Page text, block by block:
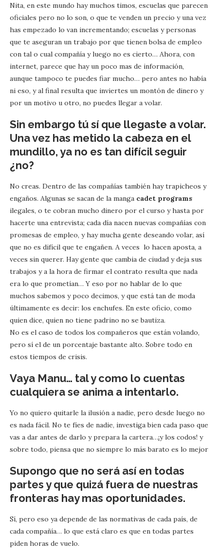
Nita, en este mundo hay muchos timos, escuelas que parecen
oficiales pero no lo son, o que te venden un precio y una vez
has empezado lo van incrementando; escuelas y personas
que te aseguran un trabajo por que tienen bolsa de empleo
con tal o cual compañía y luego no es cierto… Ahora, con
internet, parece que hay un poco mas de información,
aunque tampoco te puedes fiar mucho… pero antes no había
ni eso, y al final resulta que inviertes un montón de dinero y
por un motivo u otro, no puedes llegar a volar.
Sin embargo tú sí que llegaste a volar.
Una vez has metido la cabeza en el
mundillo, ya no es tan difícil seguir
¿no?
No creas. Dentro de las compañías también hay trapicheos y
engaños. Algunas se sacan de la manga cadet programs
ilegales, o te cobran mucho dinero por el curso y hasta por
hacerte una entrevista; cada día nacen nuevas compañías con
promesas de empleo, y hay mucha gente deseando volar, así
que no es difícil que te engañen. A veces lo hacen aposta, a
veces sin querer. Hay gente que cambia de ciudad y deja sus
trabajos y a la hora de firmar el contrato resulta que nada
era lo que prometían… Y eso por no hablar de lo que
muchos sabemos y poco decimos, y que está tan de moda
últimamente es decir: los enchufes. En este oficio, como
quien dice, quien no tiene padrino no se bautiza.
No es el caso de todos los compañeros que están volando,
pero sí el de un porcentaje bastante alto. Sobre todo en
estos tiempos de crisis.
Vaya Manu… tal y como lo cuentas
cualquiera se anima a intentarlo.
Yo no quiero quitarle la ilusión a nadie, pero desde luego no
es nada fácil. No te fíes de nadie, investiga bien cada paso que
vas a dar antes de darlo y prepara la cartera…¡y los codos! y
sobre todo, piensa que no siempre lo más barato es lo mejor
Supongo que no será así en todas
partes y que quizá fuera de nuestras
fronteras hay mas oportunidades.
Sí, pero eso ya depende de las normativas de cada país, de
cada compañía… lo que está claro es que en todas partes
piden horas de vuelo.